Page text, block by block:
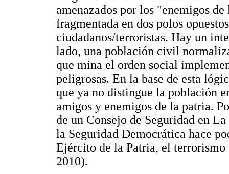
amenazados por los "enemigos
fragmentada en dos polos
ciudadanos/terroristas. Hay un
lado, una población civil
que mina el orden social
peligrosas. En la base de esta
que ya no distingue la población
amigos y enemigos de la patria.
de un Consejo de Seguridad en
la Seguridad Democrática hace
Ejército de la Patria, el
2010).